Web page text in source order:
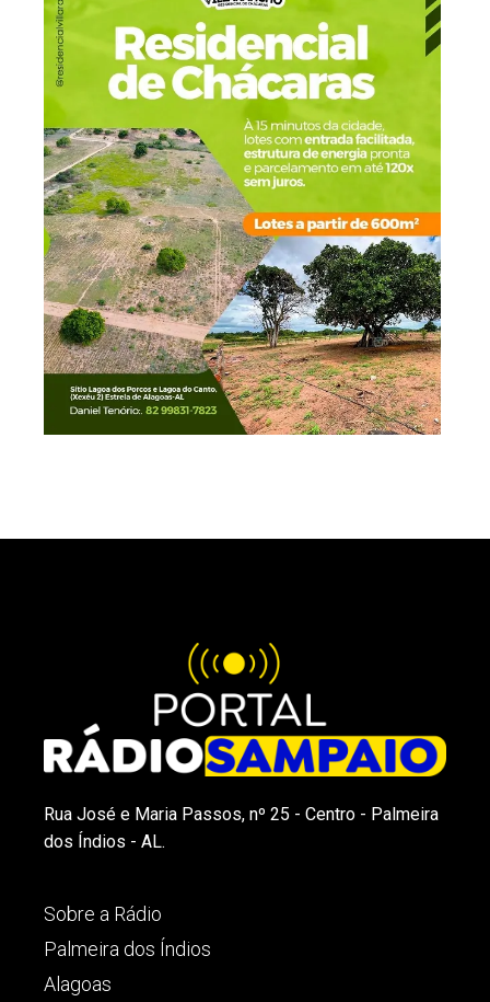
Rua José e Maria Passos, nº 25 - Centro - Palmeira
dos Índios - AL.
Sobre a Rádio
Palmeira dos Índios
Alagoas